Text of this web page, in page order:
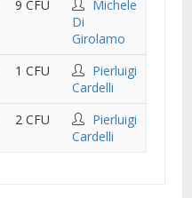
9 CFU
Michele
Di
Girolamo
1 CFU
Pierluigi
Cardelli
2 CFU
Pierluigi
Cardelli